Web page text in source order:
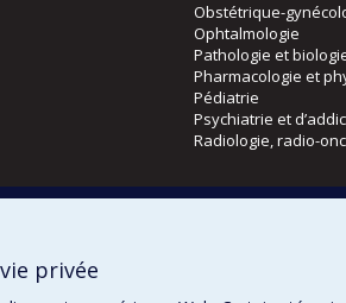
Obstétrique-
Ophtalmologie
Pathologie et
Pharmacologie et
Pédiatrie
Psychiatrie et
Radiologie, radio-
privée